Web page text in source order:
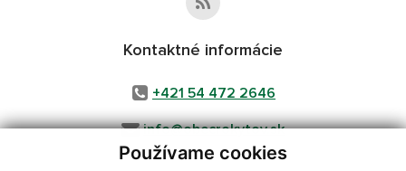
Používame cookies
Kontaktné informácie
+421 54 472 2646
info@obecrokytov.sk